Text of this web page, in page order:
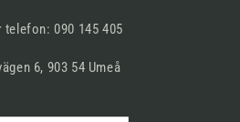
telefon: 090 145 405
6, 903 54 Umeå